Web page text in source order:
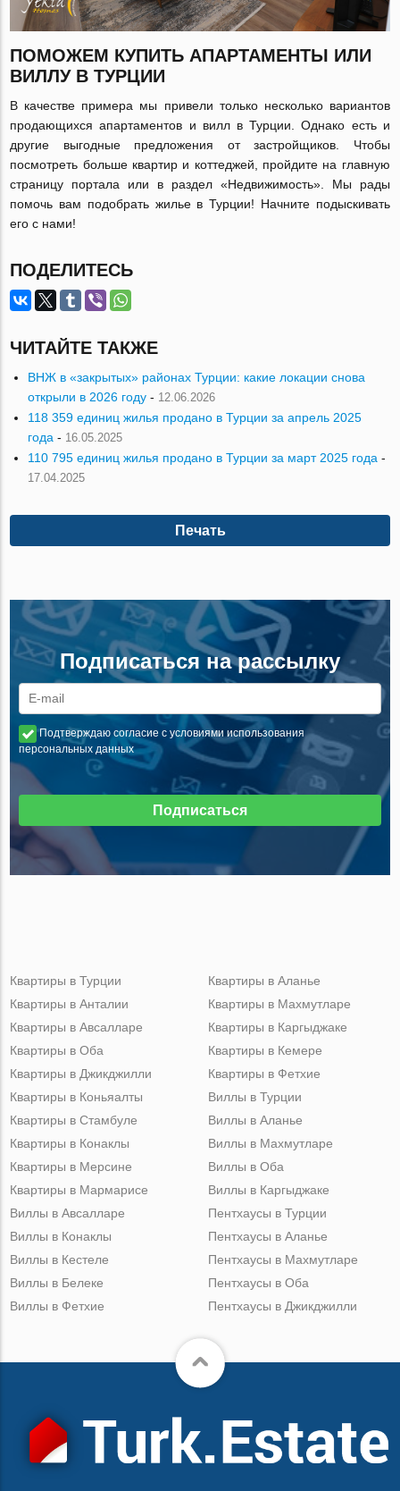
ПОМОЖЕМ КУПИТЬ АПАРТАМЕНТЫ ИЛИ
ВИЛЛУ В ТУРЦИИ
В качестве примера мы привели только несколько вариантов
продающихся апартаментов и вилл в Турции. Однако есть и
другие выгодные предложения от застройщиков. Чтобы
посмотреть больше квартир и коттеджей, пройдите на главную
страницу портала или в раздел «Недвижимость». Мы рады
помочь вам подобрать жилье в Турции! Начните подыскивать
его с нами!
ПОДЕЛИТЕСЬ
ЧИТАЙТЕ ТАКЖЕ
ВНЖ в «закрытых» районах Турции: какие локации снова
открыли в 2026 году - 12.06.2026
118 359 единиц жилья продано в Турции за апрель 2025
года - 16.05.2025
110 795 единиц жилья продано в Турции за март 2025 года -
17.04.2025
Печать
Подписаться на рассылку
Подтверждаю согласие с условиями использования
персональных данных
Подписаться
Квартиры в Турции
Квартиры в Анталии
Квартиры в Авсалларе
Квартиры в Оба
Квартиры в Джикджилли
Квартиры в Аланье
Квартиры в Махмутларе
Квартиры в Каргыджаке
Квартиры в Кемере
Квартиры в Фетхие
Квартиры в Коньяалты
Квартиры в Стамбуле
Квартиры в Конаклы
Квартиры в Мерсине
Квартиры в Мармарисе
Виллы в Турции
Виллы в Аланье
Виллы в Махмутларе
Виллы в Оба
Виллы в Каргыджаке
Виллы в Авсалларе
Виллы в Конаклы
Виллы в Кестеле
Виллы в Белеке
Виллы в Фетхие
Пентхаусы в Турции
Пентхаусы в Аланье
Пентхаусы в Махмутларе
Пентхаусы в Оба
Пентхаусы в Джикджилли